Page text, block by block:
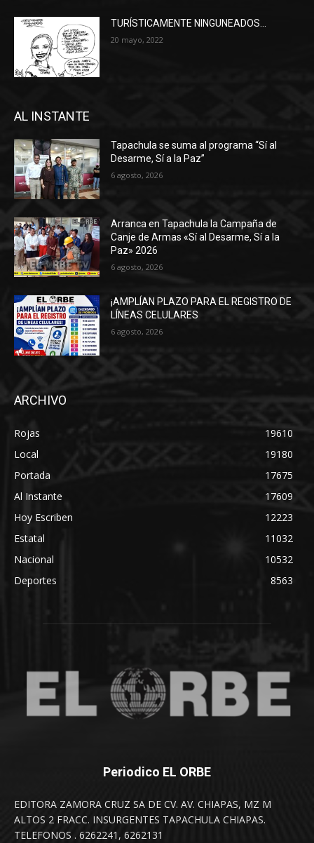
TURÍSTICAMENTE NINGUNEADOS…
20 mayo, 2022
AL INSTANTE
Tapachula se suma al programa “Sí al
Desarme, Sí a la Paz”
6 agosto, 2026
Arranca en Tapachula la Campaña de
Canje de Armas «Sí al Desarme, Sí a la
Paz» 2026
6 agosto, 2026
¡AMPLÍAN PLAZO PARA EL REGISTRO DE
LÍNEAS CELULARES
6 agosto, 2026
ARCHIVO
Rojas
19610
Local
19180
Portada
17675
Al Instante
17609
Hoy Escriben
12223
Estatal
11032
Nacional
10532
Deportes
8563
Periodico EL ORBE
EDITORA ZAMORA CRUZ SA DE CV. AV. CHIAPAS, MZ M
ALTOS 2 FRACC. INSURGENTES TAPACHULA CHIAPAS.
TELEFONOS . 6262241, 6262131